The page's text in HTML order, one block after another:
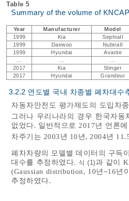
Table 5
Summary of the volume of
Year Manufacturer Model
1999
Kia SephiaII
1999
Daewoo NubiraII
1999
Hyundai Avante
2017
Kia
Stinger
2017
Hyundai Grandeur
3.2.2 연도별 국내 차종별 폐차대수
자동차안전도 평가제도의 도입차
그러나 우리나라의 경우 한국자동
없었다. 일반적으로 2017년 언론
차주기는 2003년 10년, 2004년
폐차차량의 모델별 데이터의 구득
대수를 추정하였다. 식 (1)과 같이
(Gaussian distribution, 10년~16년
추정하였다.